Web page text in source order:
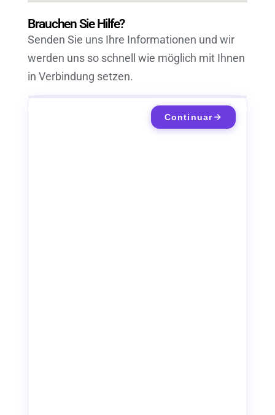
Brauchen Sie Hilfe?
Senden Sie uns Ihre Informationen und wir
werden uns so schnell wie möglich mit Ihnen
in Verbindung setzen.
Continuar